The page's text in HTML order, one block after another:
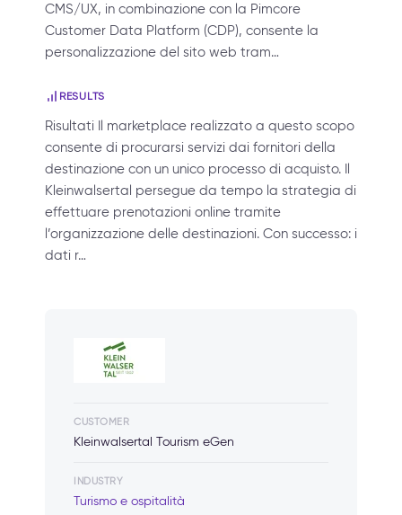
CMS/UX, in combinazione con la Pimcore
Customer Data Platform (CDP), consente la
personalizzazione del sito web tram…
RESULTS
Risultati Il marketplace realizzato a questo scopo
consente di procurarsi servizi dai fornitori della
destinazione con un unico processo di acquisto. Il
Kleinwalsertal persegue da tempo la strategia di
effettuare prenotazioni online tramite
l’organizzazione delle destinazioni. Con successo: i
dati r…
CUSTOMER
Kleinwalsertal Tourism eGen
INDUSTRY
Turismo e ospitalità